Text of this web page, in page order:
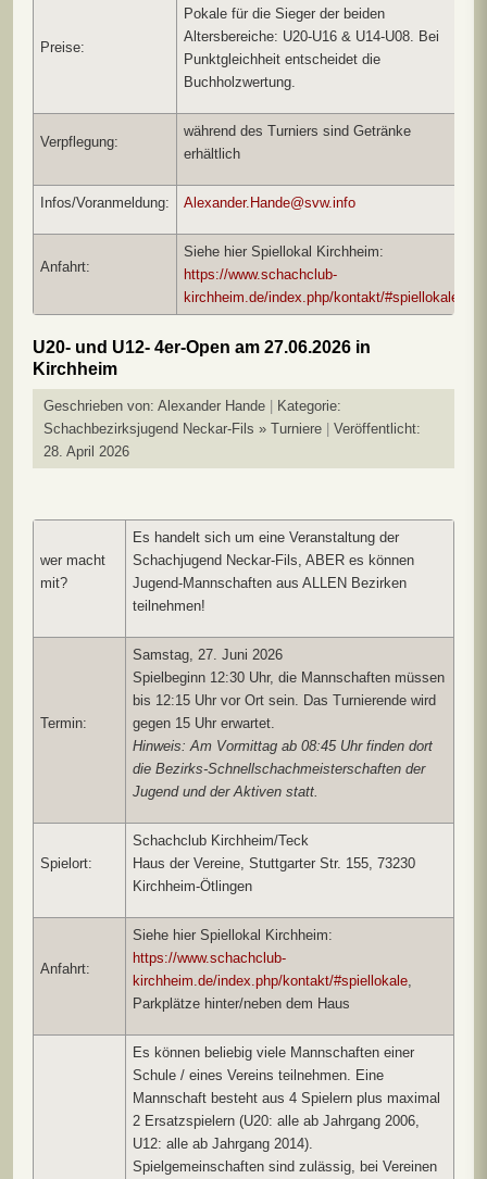
Preise:
Pokale für die Sieger der beiden
Altersbereiche: U20-U16 & U14-U08. Bei
Punktgleichheit entscheidet die
Buchholzwertung.
Verpflegung:
während des Turniers sind Getränke
erhältlich
Infos/Voranmeldung: Alexander.Hande@svw.info
Anfahrt:
Siehe hier Spiellokal Kirchheim:
https://www.schachclub-
kirchheim.de/index.php/kontakt/#spiellokale
U20- und U12- 4er-Open am 27.06.2026 in
Kirchheim
Geschrieben von: Alexander Hande
Kategorie:
Schachbezirksjugend Neckar-Fils » Turniere
Veröffentlicht:
28. April 2026
wer macht
mit?
Es handelt sich um eine Veranstaltung der
Schachjugend Neckar-Fils, ABER es können
Jugend-Mannschaften aus ALLEN Bezirken
teilnehmen!
Termin:
Samstag, 27. Juni 2026
Spielbeginn 12:30 Uhr, die Mannschaften müssen
bis 12:15 Uhr vor Ort sein. Das Turnierende wird
gegen 15 Uhr erwartet.
Hinweis: Am Vormittag ab 08:45 Uhr finden dort
die Bezirks-Schnellschachmeisterschaften der
Jugend und der Aktiven statt.
Spielort:
Schachclub Kirchheim/Teck
Haus der Vereine, Stuttgarter Str. 155, 73230
Kirchheim-Ötlingen
Anfahrt:
Siehe hier Spiellokal Kirchheim:
https://www.schachclub-
kirchheim.de/index.php/kontakt/#spiellokale,
Parkplätze hinter/neben dem Haus
Es können beliebig viele Mannschaften einer
Schule / eines Vereins teilnehmen. Eine
Mannschaft besteht aus 4 Spielern plus maximal
2 Ersatzspielern (U20: alle ab Jahrgang 2006,
U12: alle ab Jahrgang 2014).
Spielgemeinschaften sind zulässig, bei Vereinen